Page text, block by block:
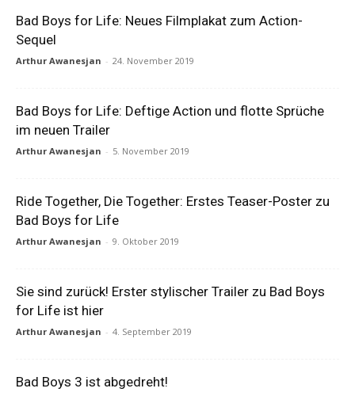
Bad Boys for Life: Neues Filmplakat zum Action-
Sequel
Arthur Awanesjan - 24. November 2019
Bad Boys for Life: Deftige Action und flotte Sprüche
im neuen Trailer
Arthur Awanesjan - 5. November 2019
Ride Together, Die Together: Erstes Teaser-Poster zu
Bad Boys for Life
Arthur Awanesjan - 9. Oktober 2019
Sie sind zurück! Erster stylischer Trailer zu Bad Boys
for Life ist hier
Arthur Awanesjan - 4. September 2019
Bad Boys 3 ist abgedreht!